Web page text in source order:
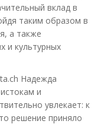
вклад в
таким образом в
а также
и культурных
Надежда
и
увлекает: к
решение приняло